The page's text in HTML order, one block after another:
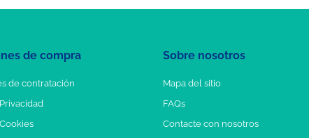
de compra
de contratación
Sobre nosotros
Mapa del sitio
FAQs
Contacte con nosotros